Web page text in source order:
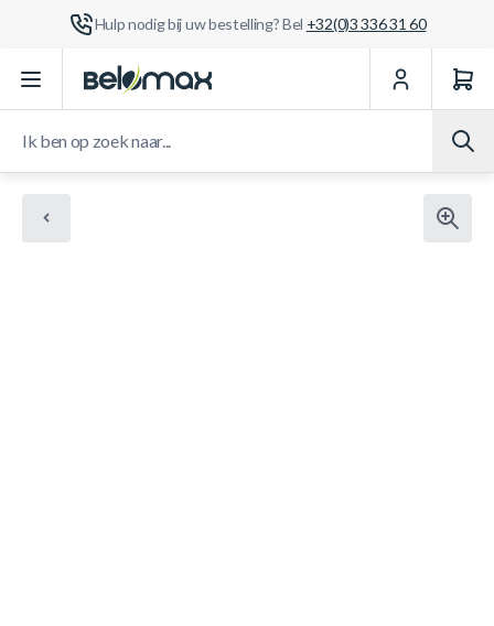
Hulp nodig bij uw bestelling? Bel +32(0)3 336 31 60
Ga naar de inhoud